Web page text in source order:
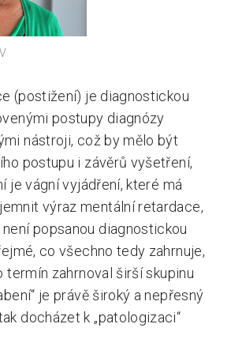
(postižení) je diagnostickou
postupy diagnózy
nástroji, což by mělo být
postupu i závěrů vyšetření,
je vágní vyjádření, které má
výraz mentální retardace,
popsanou diagnostickou
co všechno tedy zahrnuje,
termín zahrnoval širší skupinu
je právě široký a nepřesný
docházet k „patologizaci“